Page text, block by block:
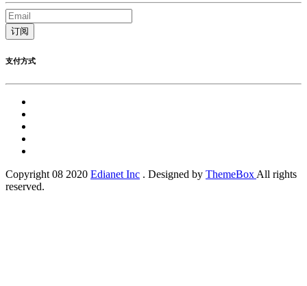
订阅
支付方式
Copyright 08 2020 Edianet Inc . Designed by ThemeBox All rights
reserved.